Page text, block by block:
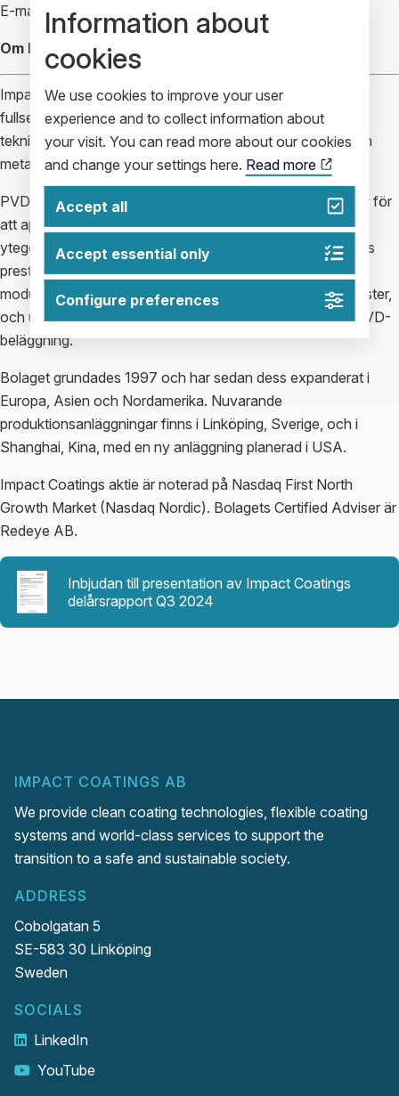
E-mail:investors@impactcoatings.com
Om Impact Coatings
Impact Coatings är en global teknikledare och
fullserviceleverantör av beläggningslösningar med PVD-
teknik. Bolaget fokuserar på tillämpningar inom vätgas och
metallisering, båda inom viktiga tillväxtmarknader.
PVD står förPhysical Vapor Deposition
– rena processer för
att applicera tunna lager av beläggningar som designar
ytegenskaper, förlänger livslängd och förbättrar produkters
prestanda. Företagets erbjudande består av effektiva,
modulära och flexibla PVD-system, samt beläggningstjänster,
och understöds av 25 års erfarenhet och expertis inom PVD-
beläggning.
Bolaget grundades 1997 och har sedan dess expanderat i
Europa, Asien och Nordamerika. Nuvarande
produktionsanläggningar finns i Linköping, Sverige, och i
Shanghai, Kina, med en ny anläggning planerad i USA.
Impact Coatings aktie är noterad på Nasdaq First North
Growth Market (Nasdaq Nordic). Bolagets Certified Adviser är
Redeye AB.
Inbjudan till presentation av Impact Coatings
delårsrapport Q3 2024
IMPACT COATINGS AB
We provide clean coating technologies, flexible coating
systems and world-class services to support the
transition to a safe and sustainable society.
ADDRESS
Cobolgatan 5
SE-583 30 Linköping
Sweden
SOCIALS
LinkedIn
YouTube
Information about
cookies
We use cookies to improve your user
experience and to collect information about
your visit. You can read more about our cookies
and change your settings here. Read more
Accept all
Accept essential only
Configure preferences